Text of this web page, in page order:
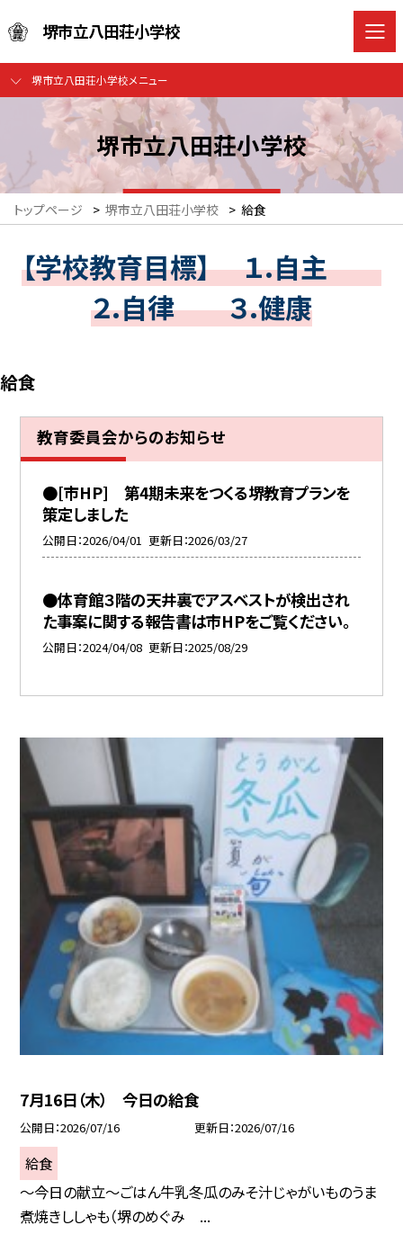
堺市立八田荘小学校
堺市立八田荘小学校メニュー
堺市立八田荘小学校
トップページ > 堺市立八田荘小学校 > 給食
【学校教育目標】 １.自主
２.自律 ３.健康
給食
教育委員会からのお知らせ
●[市HP] 第4期未来をつくる堺教育プランを
策定しました
公開日 2026/04/01 更新日 2026/03/27
●体育館３階の天井裏でアスベストが検出され
た事案に関する報告書は市HPをご覧ください。
公開日 2024/04/08 更新日 2025/08/29
7月16日（木） 今日の給食
公開日 2026/07/16 更新日 2026/07/16
給食
～今日の献立～ごはん牛乳冬瓜のみそ汁じゃがいものうま
煮焼きししゃも（堺のめぐみ ...